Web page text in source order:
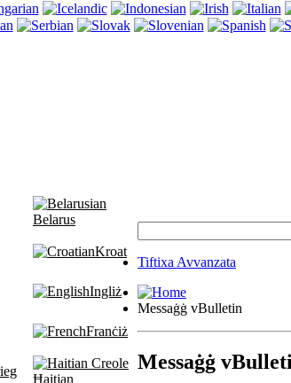
Belarus
Kroat
Ingliż
Franċiż
Ħaitjan
Tiftixa Avvanzata
Messaġġ vBulletin
Messaġġ